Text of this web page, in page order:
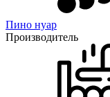
Пино нуар
Производитель